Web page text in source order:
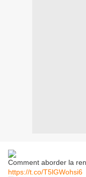
Comment aborder la
https://t.co/T5lGWohsi6